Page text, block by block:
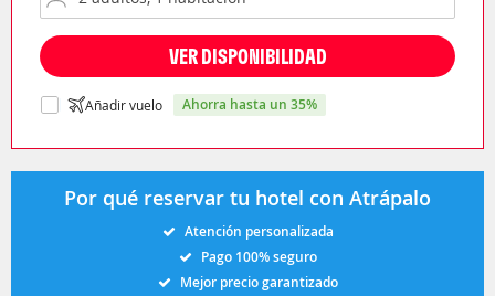
VER DISPONIBILIDAD
Añadir vuelo ahorra hasta un 35%
Por qué reservar tu hotel con Atrápalo
Atención personalizada
Pago 100% seguro
Mejor precio garantizado